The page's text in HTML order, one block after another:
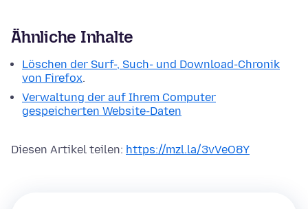
Ähnliche Inhalte
Löschen der Surf-, Such- und Download-Chronik
von Firefox.
Verwaltung der auf Ihrem Computer
gespeicherten Website-Daten
Diesen Artikel teilen: https://mzl.la/3vVeO8Y